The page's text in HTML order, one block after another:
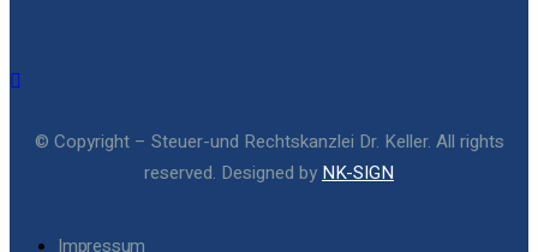
© Copyright – Steuer-und Rechtskanzlei Dr. Keller. All rights
reserved. Designed by NK-SIGN
Impressum